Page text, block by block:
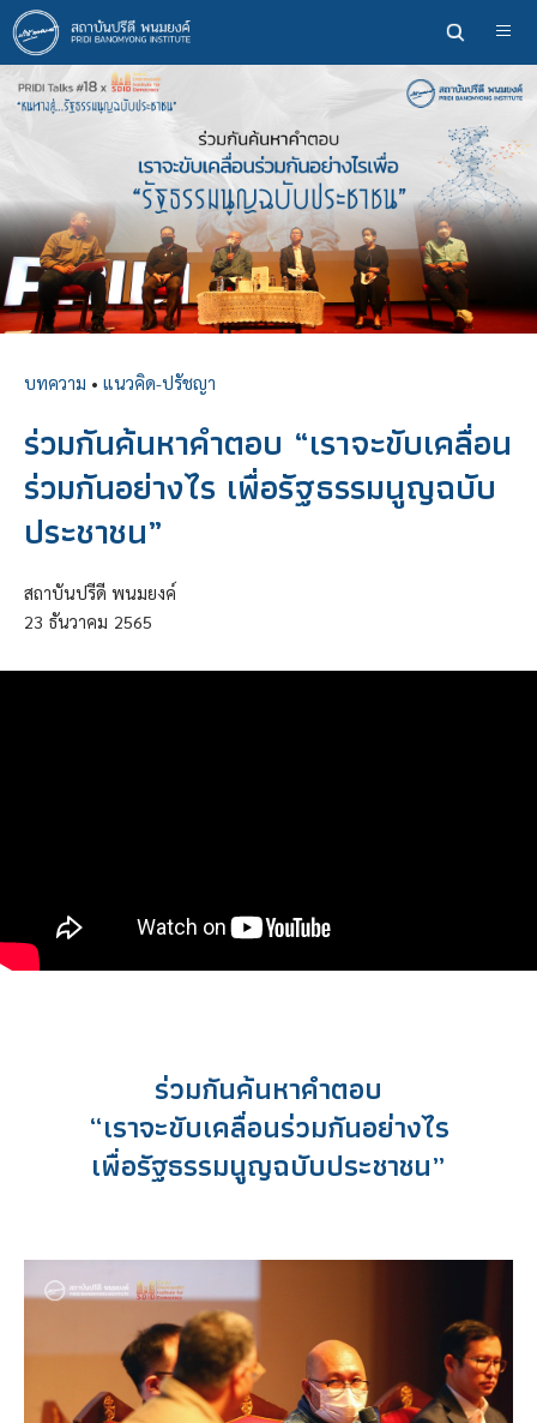
ข้าม
ไป
ยัง
เนื้อหา
บทความ • แนวคิด-ปรัชญา
ร่วมกันค้นหาคำตอบ “เราจะขับเคลื่อน
ร่วมกันอย่างไร เพื่อรัฐธรรมนูญฉบับ
ประชาชน”
สถาบันปรีดี พนมยงค์
23 ธันวาคม 2565
ร่วมกันค้นหาคำตอบ
“เราจะขับเคลื่อนร่วมกันอย่างไร
เพื่อรัฐธรรมนูญฉบับประชาชน”